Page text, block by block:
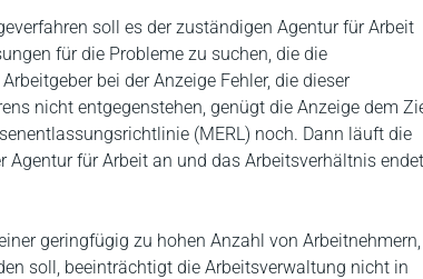
soll es der zuständigen Agentur für Arbeit
für die Probleme zu suchen, die die
bei der Anzeige Fehler, die dieser
nicht entgegenstehen, genügt die Anzeige dem
(MERL) noch. Dann läuft die
Agentur für Arbeit an und das Arbeitsverhältnis endet
geringfügig zu hohen Anzahl von Arbeitnehmern,
soll, beeinträchtigt die Arbeitsverwaltung nicht in